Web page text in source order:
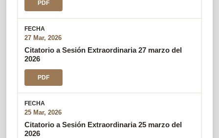
PDF
27 Mar, 2026
Citatorio a Sesión Extraordinaria 27 marzo del
2026
PDF
25 Mar, 2026
Citatorio a Sesión Extraordinaria 25 marzo del
2026